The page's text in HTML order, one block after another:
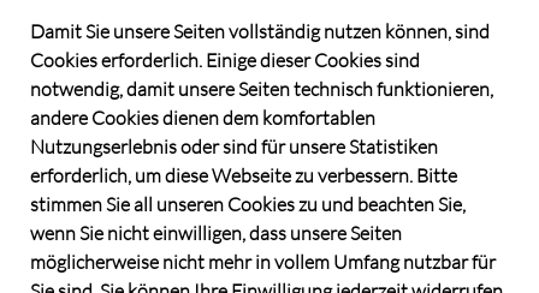
Telefon +49 30 / 884 68 80
E-Mail info@dga-ag.de
Damit Sie unsere Seiten vollständig nutzen können, sind
Cookies erforderlich. Einige dieser Cookies sind
notwendig, damit unsere Seiten technisch funktionieren,
andere Cookies dienen dem komfortablen
Nutzungserlebnis oder sind für unsere Statistiken
erforderlich, um diese Webseite zu verbessern. Bitte
stimmen Sie all unseren Cookies zu und beachten Sie,
wenn Sie nicht einwilligen, dass unsere Seiten
möglicherweise nicht mehr in vollem Umfang nutzbar für